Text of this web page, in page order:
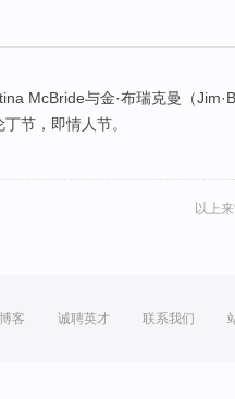
McBride与金·布瑞克曼（
节，即情人节。
以上
客 诚聘英才 联系我们